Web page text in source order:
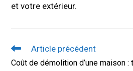
et votre extérieur.
Read
articles
Article précédent
Coût de démolition d’une maison :